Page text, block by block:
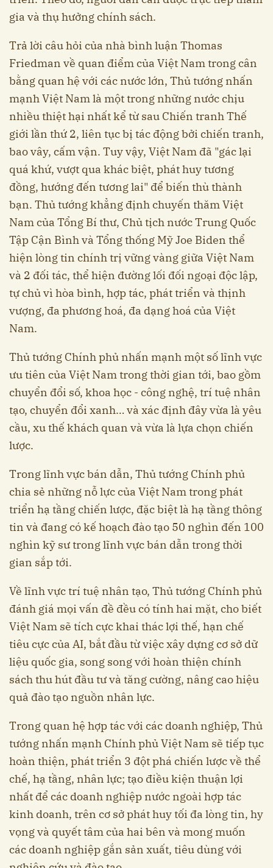
gia và thụ hưởng chính sách.
Trả lời câu hỏi của nhà bình luận Thomas
Friedman về quan điểm của Việt Nam trong cân
bằng quan hệ với các nước lớn, Thủ tướng nhấn
mạnh Việt Nam là một trong những nước chịu
nhiều thiệt hại nhất kể từ sau Chiến tranh Thế
giới lần thứ 2, liên tục bị tác động bởi chiến tranh,
bao vây, cấm vận. Tuy vậy, Việt Nam đã "gác lại
quá khứ, vượt qua khác biệt, phát huy tương
đồng, hướng đến tương lai" để biến thù thành
bạn. Thủ tướng khẳng định chuyến thăm Việt
Nam của Tổng Bí thư, Chủ tịch nước Trung Quốc
Tập Cận Bình và Tổng thống Mỹ Joe Biden thể
hiện lòng tin chính trị vững vàng giữa Việt Nam
và 2 đối tác, thể hiện đường lối đối ngoại độc lập,
tự chủ vì hòa bình, hợp tác, phát triển và thịnh
vượng, đa phương hoá, đa dạng hoá của Việt
Nam.
Thủ tướng Chính phủ nhấn mạnh một số lĩnh vực
ưu tiên của Việt Nam trong thời gian tới, bao gồm
chuyển đổi số, khoa học - công nghệ, trí tuệ nhân
tạo, chuyển đổi xanh… và xác định đây vừa là yêu
cầu, xu thế khách quan và vừa là lựa chọn chiến
lược.
Trong lĩnh vực bán dẫn, Thủ tướng Chính phủ
chia sẻ những nỗ lực của Việt Nam trong phát
triển hạ tầng chiến lược, đặc biệt là hạ tầng thông
tin và đang có kế hoạch đào tạo 50 nghìn đến 100
nghìn kỹ sư trong lĩnh vực bán dẫn trong thời
gian sắp tới.
Về lĩnh vực trí tuệ nhân tạo, Thủ tướng Chính phủ
đánh giá mọi vấn đề đều có tính hai mặt, cho biết
Việt Nam sẽ tích cực khai thác lợi thế, hạn chế
tiêu cực của AI, bắt đầu từ việc xây dựng cơ sở dữ
liệu quốc gia, song song với hoàn thiện chính
sách thu hút đầu tư và tăng cường, nâng cao hiệu
quả đào tạo nguồn nhân lực.
Trong quan hệ hợp tác với các doanh nghiệp, Thủ
tướng nhấn mạnh Chính phủ Việt Nam sẽ tiếp tục
hoàn thiện, phát triển 3 đột phá chiến lược về thể
chế, hạ tầng, nhân lực; tạo điều kiện thuận lợi
nhất để các doanh nghiệp nước ngoài hợp tác
kinh doanh, trên cơ sở phát huy tối đa lòng tin, hy
vọng và quyết tâm của hai bên và mong muốn
các doanh nghiệp gắn sản xuất, tiêu dùng với